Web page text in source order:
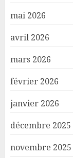
mai 2026
avril 2026
mars 2026
février 2026
janvier 2026
décembre 2025
novembre 2025